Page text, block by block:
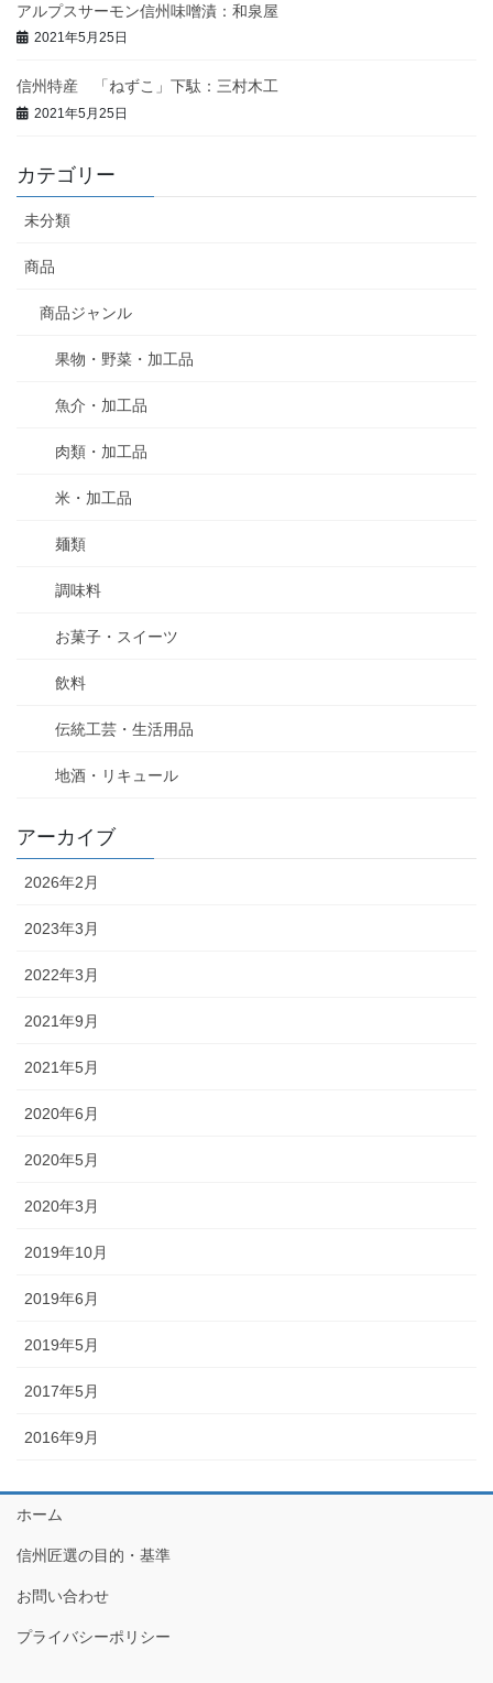
アルプスサーモン信州味噌漬：和泉屋
2021年5月25日
信州特産 「ねずこ」下駄：三村木工
2021年5月25日
カテゴリー
未分類
商品
商品ジャンル
果物・野菜・加工品
魚介・加工品
肉類・加工品
米・加工品
麺類
調味料
お菓子・スイーツ
飲料
伝統工芸・生活用品
地酒・リキュール
アーカイブ
2026年2月
2023年3月
2022年3月
2021年9月
2021年5月
2020年6月
2020年5月
2020年3月
2019年10月
2019年6月
2019年5月
2017年5月
2016年9月
ホーム
信州匠選の目的・基準
お問い合わせ
プライバシーポリシー